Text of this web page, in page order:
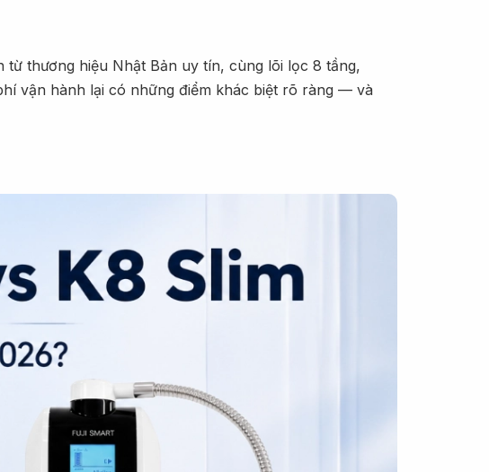
từ thương hiệu Nhật Bản uy tín, cùng lõi lọc 8 tầng,
vận hành lại có những điểm khác biệt rõ ràng — và